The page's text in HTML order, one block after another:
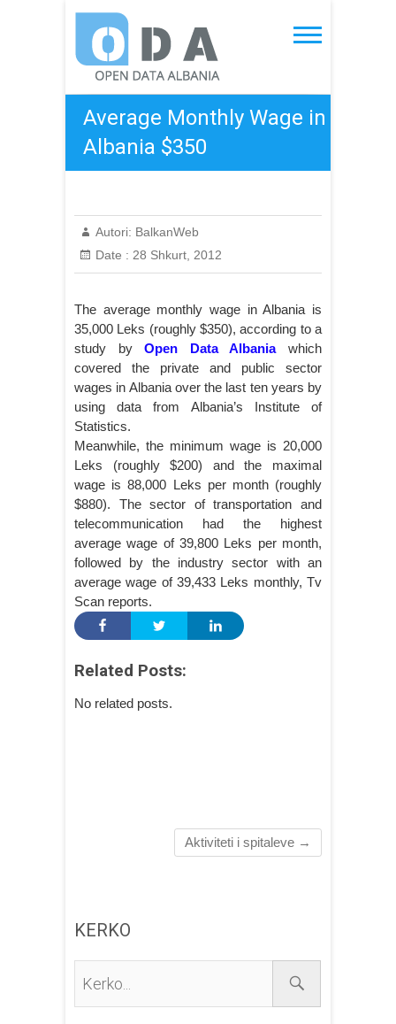
content
Open Data Albania
Average Monthly Wage in
Albania $350
Autori: BalkanWeb
Date : 28 Shkurt, 2012
The average monthly wage in Albania is
35,000 Leks (roughly $350), according to a
study byOpen Data Albaniawhich
covered the private and public sector
wages in Albania over the last ten years by
using data from Albania’s Institute of
Statistics.
Meanwhile, the minimum wage is 20,000
Leks (roughly $200) and the maximal
wage is 88,000 Leks per month (roughly
$880). The sector of transportation and
telecommunication had the highest
average wage of 39,800 Leks per month,
followed by the industry sector with an
average wage of 39,433 Leks monthly, Tv
Scan reports.
Related Posts:
No related posts.
Aktiviteti i spitaleve →
KERKO